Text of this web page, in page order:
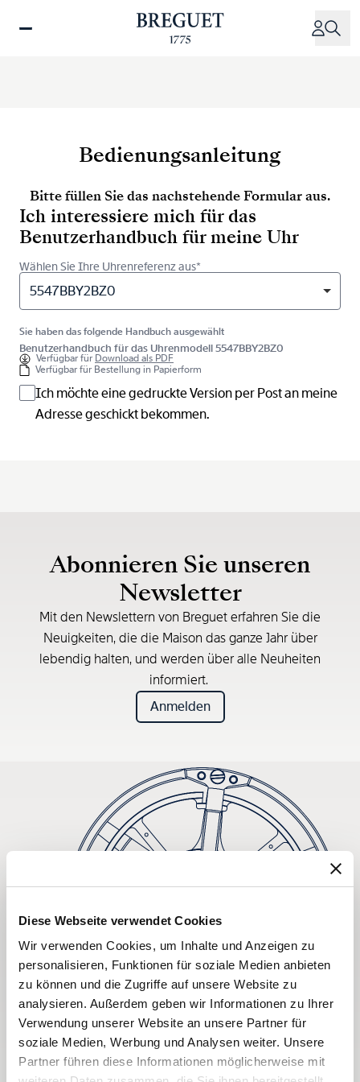
Diese Webseite verwendet Cookies
Wir verwenden Cookies, um Inhalte und Anzeigen zu
personalisieren, Funktionen für soziale Medien anbieten
zu können und die Zugriffe auf unsere Website zu
analysieren. Außerdem geben wir Informationen zu Ihrer
Verwendung unserer Website an unsere Partner für
soziale Medien, Werbung und Analysen weiter. Unsere
Partner führen diese Informationen möglicherweise mit
zum
Bedienungsanleitung
Bitte füllen Sie das nachstehende Formular aus.
Ich interessiere mich für das
Benutzerhandbuch für meine Uhr
Wählen Sie Ihre Uhrenreferenz aus*
5547BBY2BZ0
Sie haben das folgende Handbuch ausgewählt
Benutzerhandbuch für das Uhrenmodell 5547BBY2BZ0
Verfügbar für Download als PDF
Verfügbar für Bestellung in Papierform
Ich möchte eine gedruckte Version per Post an meine
Adresse geschickt bekommen.
Abonnieren Sie unseren
Newsletter
Mit den Newslettern von Breguet erfahren Sie die
Neuigkeiten, die die Maison das ganze Jahr über
lebendig halten, und werden über alle Neuheiten
informiert.
Anmelden